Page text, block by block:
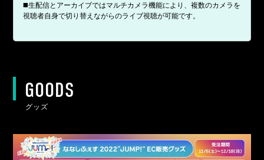
◼️生配信とアーカイブではマルチカメラ機能により、複数のカメラを
視聴者自身で切り替えながらのライブ視聴が可能です。
GOODS
グッズ